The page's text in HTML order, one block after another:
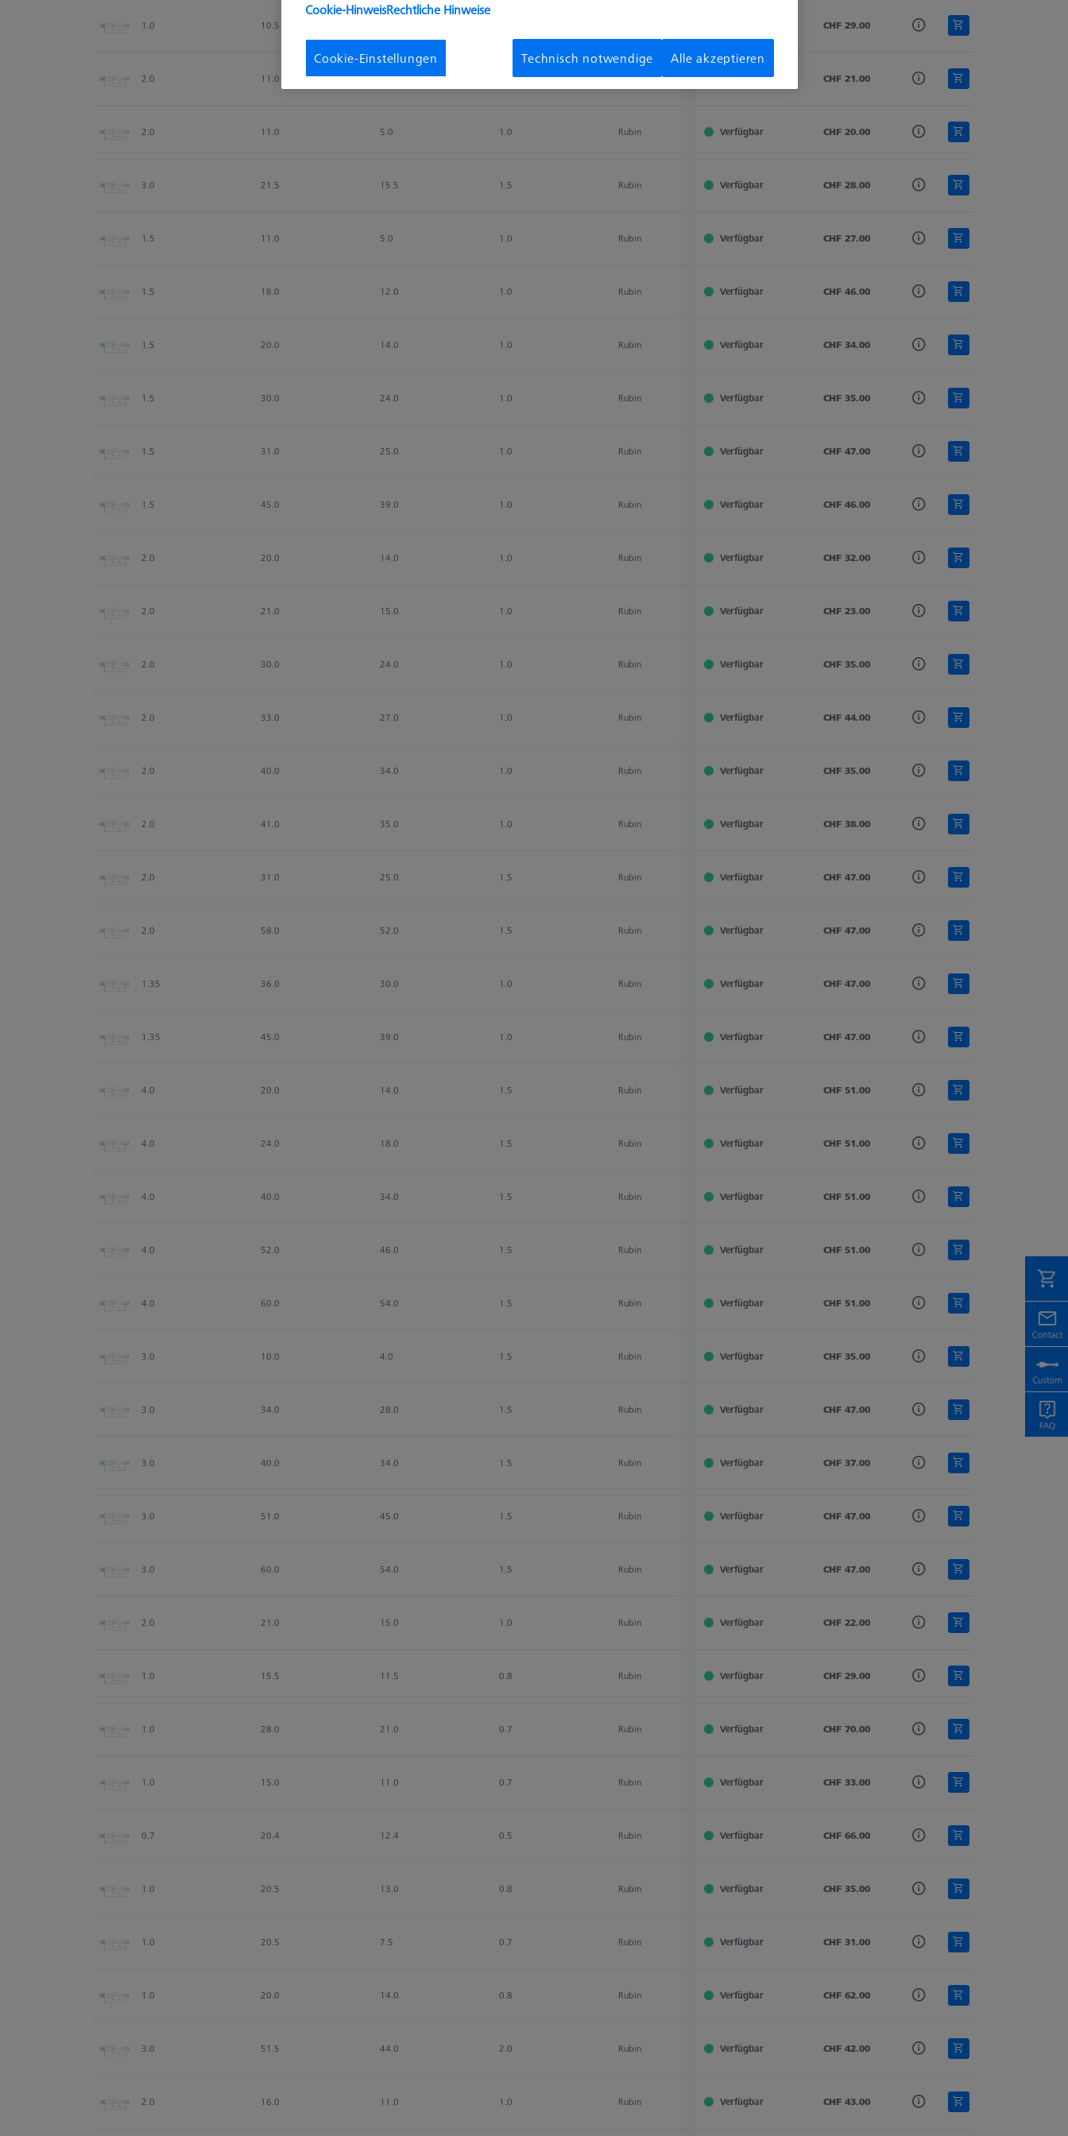
1.0 10.5 Gerade
CHF 29.00
2.0 11.0 7.0 Rubin Hartmetall Gerade
Verfügbar CHF 21.00
2.0 11.0 5.0 1.0 Rubin Hartmetall Gerade
Verfügbar CHF 20.00
3.0 21.5 15.5 1.5 Rubin Hartmetall Gerade
Verfügbar CHF 28.00
1.5 11.0 5.0 1.0 Rubin Hartmetall Gerade
Verfügbar CHF 27.00
1.5 18.0 12.0 1.0 Rubin Hartmetall Gerade
Verfügbar CHF 46.00
1.5 20.0 14.0 1.0 Rubin Hartmetall Gerade
Verfügbar CHF 34.00
1.5 30.0 24.0 1.0 Rubin Hartmetall Gerade
Verfügbar CHF 35.00
1.5 31.0 25.0 1.0 Rubin Hartmetall Gerade
Verfügbar CHF 47.00
1.5 45.0 39.0 1.0 Rubin Hartmetall Gerade
Verfügbar CHF 46.00
2.0 20.0 14.0 1.0 Rubin Hartmetall Gerade
Verfügbar CHF 32.00
2.0 21.0 15.0 1.0 Rubin Hartmetall Gerade
Verfügbar CHF 23.00
2.0 30.0 24.0 1.0 Rubin Hartmetall Gerade
Verfügbar CHF 35.00
2.0 33.0 27.0 1.0 Rubin Hartmetall Gerade
Verfügbar CHF 44.00
2.0 40.0 34.0 1.0 Rubin Hartmetall Gerade
Verfügbar CHF 35.00
2.0 41.0 35.0 1.0 Rubin Hartmetall Gerade
Verfügbar CHF 38.00
2.0 31.0 25.0 1.5 Rubin Hartmetall Gerade
Verfügbar CHF 47.00
2.0 58.0 52.0 1.5 Rubin Hartmetall Gerade
Verfügbar CHF 47.00
1.35 36.0 30.0 1.0 Rubin Hartmetall Gerade
Verfügbar CHF 47.00
1.35 45.0 39.0 1.0 Rubin Hartmetall Gerade
Verfügbar CHF 47.00
4.0 20.0 14.0 1.5 Rubin Hartmetall Gerade
Verfügbar CHF 51.00
4.0 24.0 18.0 1.5 Rubin Hartmetall Gerade
Verfügbar CHF 51.00
4.0 40.0 34.0 1.5 Rubin Hartmetall Gerade
Verfügbar CHF 51.00
4.0 52.0 46.0 1.5 Rubin Hartmetall Gerade
Verfügbar CHF 51.00
4.0 60.0 54.0 1.5 Rubin Hartmetall Gerade
Verfügbar CHF 51.00
3.0 10.0 4.0 1.5 Rubin Hartmetall Gerade
Verfügbar CHF 35.00
3.0 34.0 28.0 1.5 Rubin Hartmetall Gerade
Verfügbar CHF 47.00
3.0 40.0 34.0 1.5 Rubin Hartmetall Gerade
Verfügbar CHF 37.00
3.0 51.0 45.0 1.5 Rubin Hartmetall Gerade
Verfügbar CHF 47.00
3.0 60.0 54.0 1.5 Rubin Hartmetall Gerade
Verfügbar CHF 47.00
2.0 21.0 15.0 1.0 Rubin Hartmetall Gerade
Verfügbar CHF 22.00
1.0 15.5 11.5 0.8 Rubin Hartmetall Gerade
Verfügbar CHF 29.00
1.0 28.0 21.0 0.7 Rubin Hartmetall Gerade
Verfügbar CHF 70.00
1.0 15.0 11.0 0.7 Rubin Hartmetall Gerade
Verfügbar CHF 33.00
0.7 20.4 12.4 0.5 Rubin Hartmetall Gerade
Verfügbar CHF 66.00
1.0 20.5 13.0 0.8 Rubin Hartmetall Gerade
Verfügbar CHF 35.00
1.0 20.5 7.5 0.7 Rubin Hartmetall Gerade
Verfügbar CHF 31.00
1.0 20.0 14.0 0.8 Rubin Hartmetall Gerade
Verfügbar CHF 62.00
3.0 51.5 44.0 2.0 Rubin Hartmetall Gerade
Verfügbar CHF 42.00
2.0 16.0 11.0 1.0 Rubin Hartmetall Gerade
Verfügbar CHF 43.00
Cookie-HinweisRechtliche Hinweise
Cookie-Einstellungen Technisch notwendige Alle akzeptieren